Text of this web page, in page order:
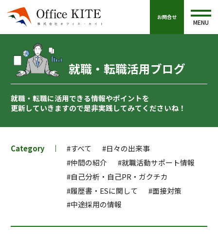
お問合せ
MENU
就職・転職活用ブログ
就職・転職に活用できる情報やポイントを
更新していきますので是非実践してみてくださいね！
Category #すべて
#日々の出来事
#仲間の紹介
#就職活動サポート情報
#自己分析・自己PR・ガクチカ
#履歴書・ESに関して
#面接対策
#中途採用の情報